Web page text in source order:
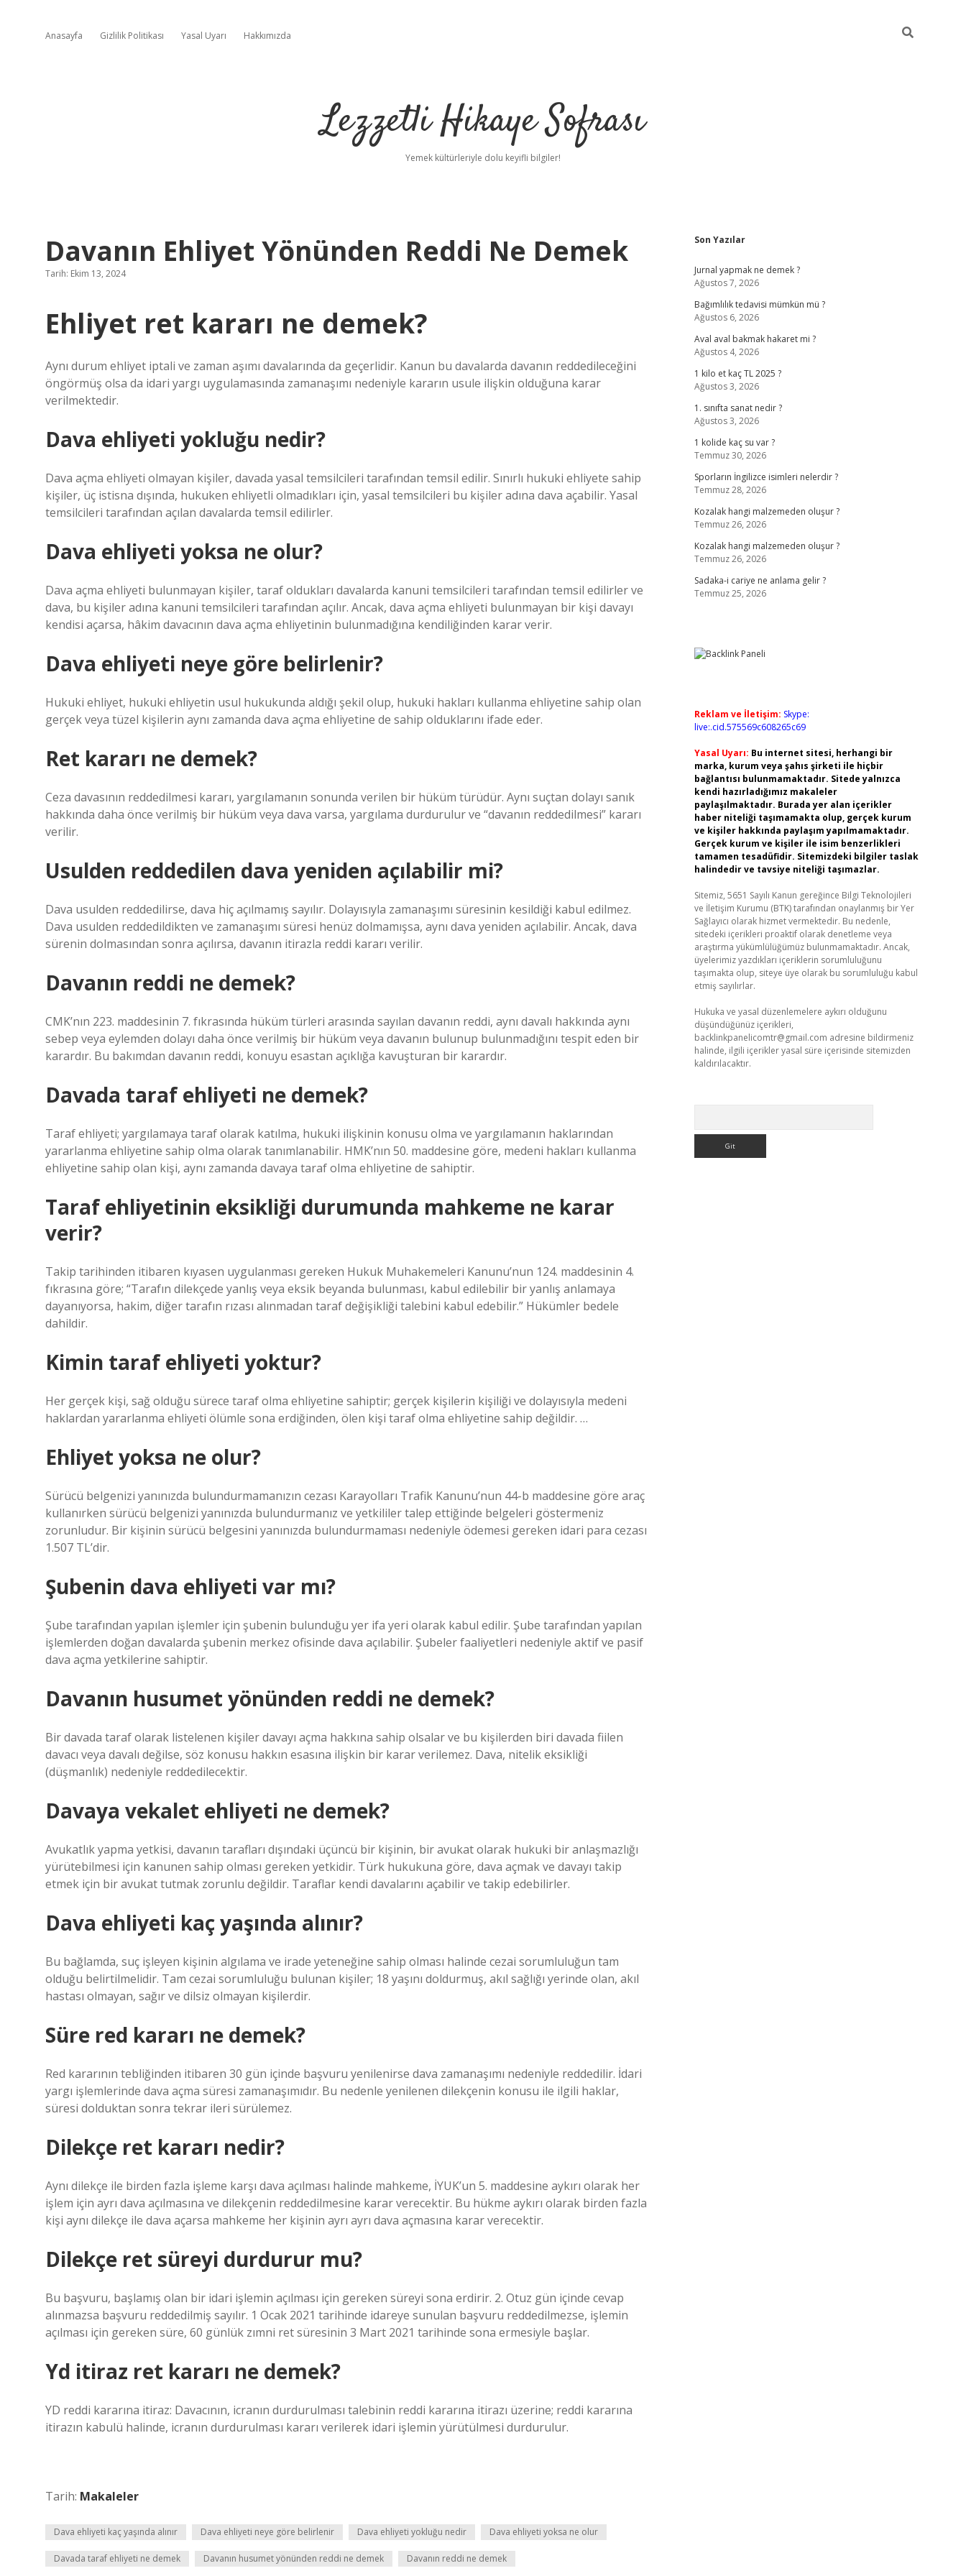
Anasayfa Gizlilik Politikası Yasal Uyarı Hakkımızda
Lezzetli Hikaye Sofrası
Yemek kültürleriyle dolu keyifli bilgiler!
Davanın Ehliyet Yönünden Reddi Ne Demek
Tarih: Ekim 13, 2024
Ehliyet ret kararı ne demek?
Aynı durum ehliyet iptali ve zaman aşımı davalarında da geçerlidir. Kanun bu davalarda davanın reddedileceğini
öngörmüş olsa da idari yargı uygulamasında zamanaşımı nedeniyle kararın usule ilişkin olduğuna karar
verilmektedir.
Dava ehliyeti yokluğu nedir?
Dava açma ehliyeti olmayan kişiler, davada yasal temsilcileri tarafından temsil edilir. Sınırlı hukuki ehliyete sahip
kişiler, üç istisna dışında, hukuken ehliyetli olmadıkları için, yasal temsilcileri bu kişiler adına dava açabilir. Yasal
temsilcileri tarafından açılan davalarda temsil edilirler.
Dava ehliyeti yoksa ne olur?
Dava açma ehliyeti bulunmayan kişiler, taraf oldukları davalarda kanuni temsilcileri tarafından temsil edilirler ve
dava, bu kişiler adına kanuni temsilcileri tarafından açılır. Ancak, dava açma ehliyeti bulunmayan bir kişi davayı
kendisi açarsa, hâkim davacının dava açma ehliyetinin bulunmadığına kendiliğinden karar verir.
Dava ehliyeti neye göre belirlenir?
Hukuki ehliyet, hukuki ehliyetin usul hukukunda aldığı şekil olup, hukuki hakları kullanma ehliyetine sahip olan
gerçek veya tüzel kişilerin aynı zamanda dava açma ehliyetine de sahip olduklarını ifade eder.
Ret kararı ne demek?
Ceza davasının reddedilmesi kararı, yargılamanın sonunda verilen bir hüküm türüdür. Aynı suçtan dolayı sanık
hakkında daha önce verilmiş bir hüküm veya dava varsa, yargılama durdurulur ve “davanın reddedilmesi” kararı
verilir.
Usulden reddedilen dava yeniden açılabilir mi?
Dava usulden reddedilirse, dava hiç açılmamış sayılır. Dolayısıyla zamanaşımı süresinin kesildiği kabul edilmez.
Dava usulden reddedildikten ve zamanaşımı süresi henüz dolmamışsa, aynı dava yeniden açılabilir. Ancak, dava
sürenin dolmasından sonra açılırsa, davanın itirazla reddi kararı verilir.
Davanın reddi ne demek?
CMK’nın 223. maddesinin 7. fıkrasında hüküm türleri arasında sayılan davanın reddi, aynı davalı hakkında aynı
sebep veya eylemden dolayı daha önce verilmiş bir hüküm veya davanın bulunup bulunmadığını tespit eden bir
karardır. Bu bakımdan davanın reddi, konuyu esastan açıklığa kavuşturan bir karardır.
Davada taraf ehliyeti ne demek?
Taraf ehliyeti; yargılamaya taraf olarak katılma, hukuki ilişkinin konusu olma ve yargılamanın haklarından
yararlanma ehliyetine sahip olma olarak tanımlanabilir. HMK’nın 50. maddesine göre, medeni hakları kullanma
ehliyetine sahip olan kişi, aynı zamanda davaya taraf olma ehliyetine de sahiptir.
Taraf ehliyetinin eksikliği durumunda mahkeme ne karar
verir?
Takip tarihinden itibaren kıyasen uygulanması gereken Hukuk Muhakemeleri Kanunu’nun 124. maddesinin 4.
fıkrasına göre; “Tarafın dilekçede yanlış veya eksik beyanda bulunması, kabul edilebilir bir yanlış anlamaya
dayanıyorsa, hakim, diğer tarafın rızası alınmadan taraf değişikliği talebini kabul edebilir.” Hükümler bedele
dahildir.
Kimin taraf ehliyeti yoktur?
Her gerçek kişi, sağ olduğu sürece taraf olma ehliyetine sahiptir; gerçek kişilerin kişiliği ve dolayısıyla medeni
haklardan yararlanma ehliyeti ölümle sona erdiğinden, ölen kişi taraf olma ehliyetine sahip değildir. …
Ehliyet yoksa ne olur?
Sürücü belgenizi yanınızda bulundurmamanızın cezası Karayolları Trafik Kanunu’nun 44-b maddesine göre araç
kullanırken sürücü belgenizi yanınızda bulundurmanız ve yetkililer talep ettiğinde belgeleri göstermeniz
zorunludur. Bir kişinin sürücü belgesini yanınızda bulundurmaması nedeniyle ödemesi gereken idari para cezası
1.507 TL’dir.
Şubenin dava ehliyeti var mı?
Şube tarafından yapılan işlemler için şubenin bulunduğu yer ifa yeri olarak kabul edilir. Şube tarafından yapılan
işlemlerden doğan davalarda şubenin merkez ofisinde dava açılabilir. Şubeler faaliyetleri nedeniyle aktif ve pasif
dava açma yetkilerine sahiptir.
Davanın husumet yönünden reddi ne demek?
Bir davada taraf olarak listelenen kişiler davayı açma hakkına sahip olsalar ve bu kişilerden biri davada fiilen
davacı veya davalı değilse, söz konusu hakkın esasına ilişkin bir karar verilemez. Dava, nitelik eksikliği
(düşmanlık) nedeniyle reddedilecektir.
Davaya vekalet ehliyeti ne demek?
Avukatlık yapma yetkisi, davanın tarafları dışındaki üçüncü bir kişinin, bir avukat olarak hukuki bir anlaşmazlığı
yürütebilmesi için kanunen sahip olması gereken yetkidir. Türk hukukuna göre, dava açmak ve davayı takip
etmek için bir avukat tutmak zorunlu değildir. Taraflar kendi davalarını açabilir ve takip edebilirler.
Dava ehliyeti kaç yaşında alınır?
Bu bağlamda, suç işleyen kişinin algılama ve irade yeteneğine sahip olması halinde cezai sorumluluğun tam
olduğu belirtilmelidir. Tam cezai sorumluluğu bulunan kişiler; 18 yaşını doldurmuş, akıl sağlığı yerinde olan, akıl
hastası olmayan, sağır ve dilsiz olmayan kişilerdir.
Süre red kararı ne demek?
Red kararının tebliğinden itibaren 30 gün içinde başvuru yenilenirse dava zamanaşımı nedeniyle reddedilir. İdari
yargı işlemlerinde dava açma süresi zamanaşımıdır. Bu nedenle yenilenen dilekçenin konusu ile ilgili haklar,
süresi dolduktan sonra tekrar ileri sürülemez.
Dilekçe ret kararı nedir?
Aynı dilekçe ile birden fazla işleme karşı dava açılması halinde mahkeme, İYUK’un 5. maddesine aykırı olarak her
işlem için ayrı dava açılmasına ve dilekçenin reddedilmesine karar verecektir. Bu hükme aykırı olarak birden fazla
kişi aynı dilekçe ile dava açarsa mahkeme her kişinin ayrı ayrı dava açmasına karar verecektir.
Dilekçe ret süreyi durdurur mu?
Bu başvuru, başlamış olan bir idari işlemin açılması için gereken süreyi sona erdirir. 2. Otuz gün içinde cevap
alınmazsa başvuru reddedilmiş sayılır. 1 Ocak 2021 tarihinde idareye sunulan başvuru reddedilmezse, işlemin
açılması için gereken süre, 60 günlük zımni ret süresinin 3 Mart 2021 tarihinde sona ermesiyle başlar.
Yd itiraz ret kararı ne demek?
YD reddi kararına itiraz: Davacının, icranın durdurulması talebinin reddi kararına itirazı üzerine; reddi kararına
itirazın kabulü halinde, icranın durdurulması kararı verilerek idari işlemin yürütülmesi durdurulur.
Tarih: Makaleler
Dava ehliyeti kaç yaşında alınır Dava ehliyeti neye göre belirlenir Dava ehliyeti yokluğu nedir Dava ehliyeti yoksa ne olur
Davada taraf ehliyeti ne demek Davanın husumet yönünden reddi ne demek Davanın reddi ne demek
Sidebar
Son Yazılar
Jurnal yapmak ne demek ?
Ağustos 7, 2026
Bağımlılık tedavisi mümkün mü ?
Ağustos 6, 2026
Aval aval bakmak hakaret mi ?
Ağustos 4, 2026
1 kilo et kaç TL 2025 ?
Ağustos 3, 2026
1. sınıfta sanat nedir ?
Ağustos 3, 2026
1 kolide kaç su var ?
Temmuz 30, 2026
Sporların İngilizce isimleri nelerdir ?
Temmuz 28, 2026
Kozalak hangi malzemeden oluşur ?
Temmuz 26, 2026
Kozalak hangi malzemeden oluşur ?
Temmuz 26, 2026
Sadaka-i cariye ne anlama gelir ?
Temmuz 25, 2026
Reklam ve İletişim: Skype:
live:.cid.575569c608265c69
Yasal Uyarı: Bu internet sitesi, herhangi bir
marka, kurum veya şahıs şirketi ile hiçbir
bağlantısı bulunmamaktadır. Sitede yalnızca
kendi hazırladığımız makaleler
paylaşılmaktadır. Burada yer alan içerikler
haber niteliği taşımamakta olup, gerçek kurum
ve kişiler hakkında paylaşım yapılmamaktadır.
Gerçek kurum ve kişiler ile isim benzerlikleri
tamamen tesadüfidir. Sitemizdeki bilgiler taslak
halindedir ve tavsiye niteliği taşımazlar.
Sitemiz, 5651 Sayılı Kanun gereğince Bilgi Teknolojileri
ve İletişim Kurumu (BTK) tarafından onaylanmış bir Yer
Sağlayıcı olarak hizmet vermektedir. Bu nedenle,
sitedeki içerikleri proaktif olarak denetleme veya
araştırma yükümlülüğümüz bulunmamaktadır. Ancak,
üyelerimiz yazdıkları içeriklerin sorumluluğunu
taşımakta olup, siteye üye olarak bu sorumluluğu kabul
etmiş sayılırlar.
Hukuka ve yasal düzenlemelere aykırı olduğunu
düşündüğünüz içerikleri,
backlinkpanelicomtr@gmail.com adresine bildirmeniz
halinde, ilgili içerikler yasal süre içerisinde sitemizden
kaldırılacaktır.